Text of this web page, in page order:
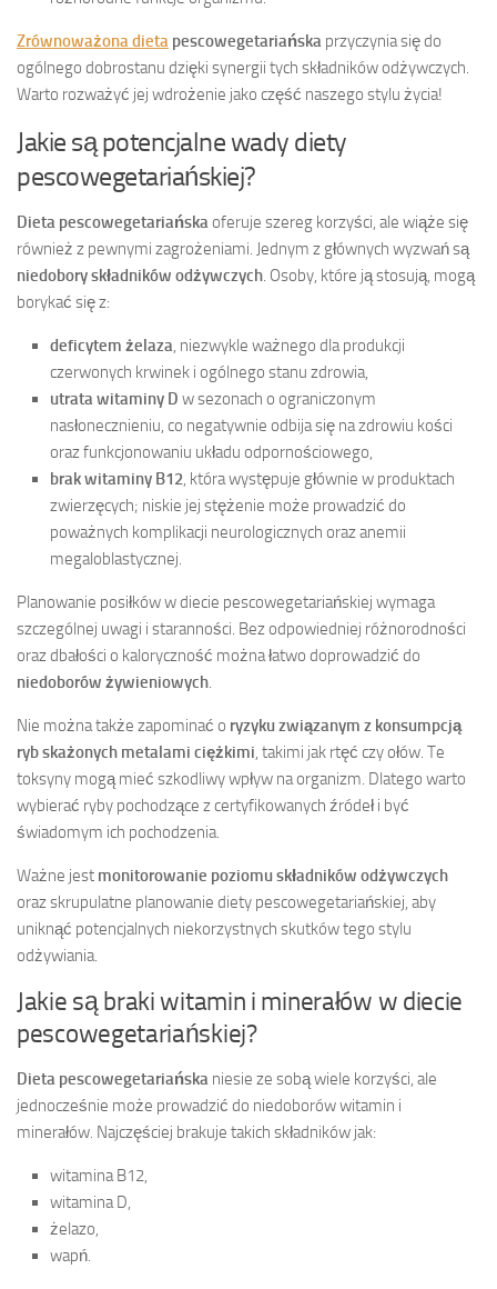
Zrównoważona dieta pescowegetariańska przyczynia się do
ogólnego dobrostanu dzięki synergii tych składników odżywczych.
Warto rozważyć jej wdrożenie jako część naszego stylu życia!
Jakie są potencjalne wady diety
pescowegetariańskiej?
Dieta pescowegetariańskaoferuje szereg korzyści, ale wiąże się
również z pewnymi zagrożeniami. Jednym z głównych wyzwań są
niedobory składników odżywczych. Osoby, które ją stosują, mogą
borykać się z:
deficytem żelaza, niezwykle ważnego dla produkcji
czerwonych krwinek i ogólnego stanu zdrowia,
utrata witaminy D w sezonach o ograniczonym
nasłonecznieniu, co negatywnie odbija się na zdrowiu kości
oraz funkcjonowaniu układu odpornościowego,
brak witaminy B12, która występuje głównie w produktach
zwierzęcych; niskie jej stężenie może prowadzić do
poważnych komplikacji neurologicznych oraz anemii
megaloblastycznej.
Planowanie posiłków w diecie pescowegetariańskiej wymaga
szczególnej uwagi i staranności. Bez odpowiedniej różnorodności
oraz dbałości o kaloryczność można łatwo doprowadzić do
niedoborów żywieniowych.
Nie można także zapominać o ryzyku związanym z konsumpcją
ryb skażonych metalami ciężkimi, takimi jak rtęć czy ołów. Te
toksyny mogą mieć szkodliwy wpływ na organizm. Dlatego warto
wybierać ryby pochodzące z certyfikowanych źródeł i być
świadomym ich pochodzenia.
Ważne jest monitorowanie poziomu składników odżywczych
oraz skrupulatne planowanie diety pescowegetariańskiej, aby
uniknąć potencjalnych niekorzystnych skutków tego stylu
odżywiania.
Jakie są braki witamin i minerałów w diecie
pescowegetariańskiej?
Dieta pescowegetariańska niesie ze sobą wiele korzyści, ale
jednocześnie może prowadzić do niedoborów witamin i
minerałów. Najczęściej brakuje takich składników jak:
witamina B12,
witamina D,
żelazo,
wapń.